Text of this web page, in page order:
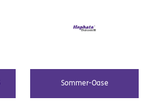
Sommer-Oase